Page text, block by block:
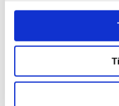
Legehuse
Gokart
Legetøj
Robotter